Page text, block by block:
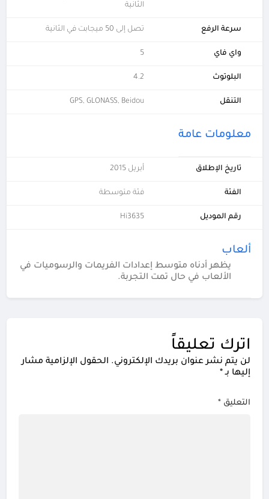
الثانية
سرعة الرفع تصل إلى 50 ميجابت في الثانية
واي فاي 5
البلوتوث 4.2
التنقل GPS, GLONASS, Beidou
معلومات عامة
تاريخ الإطلاق أبريل 2015
الفئة فئة متوسطة
رقم الموديل Hi3635
ألعاب
يظهر أدناه متوسط إعدادات الفريمات والرسوميات في
الألعاب في حال تمت التجربة.
اترك تعليقاً
لن يتم نشر عنوان بريدك الإلكتروني. الحقول الإلزامية مشار
إليها بـ*
التعليق *